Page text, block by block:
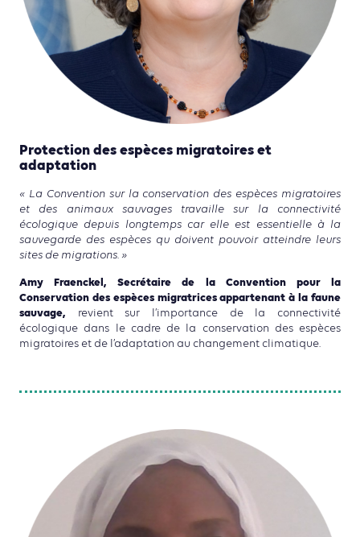
Protection des espèces migratoires et
adaptation
« La Convention sur la conservation des espèces migratoires
et des animaux sauvages travaille sur la connectivité
écologique depuis longtemps car elle est essentielle à la
sauvegarde des espèces qu doivent pouvoir atteindre leurs
sites de migrations. »
Amy Fraenckel, Secrétaire de la Convention pour la
Conservation des espèces migratrices appartenant à la faune
sauvage, revient sur l’importance de la connectivité
écologique dans le cadre de la conservation des espèces
migratoires et de l’adaptation au changement climatique.